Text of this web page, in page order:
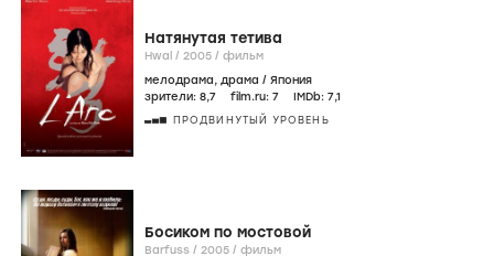
Натянутая тетива
Hwal / 2005 / фильм
мелодрама, драма / Япония
зрители: 8,7 film.ru: 7 IMDb: 7,1
ПРОДВИНУТЫЙ УРОВЕНЬ
Босиком по мостовой
Barfuss / 2005 / фильм